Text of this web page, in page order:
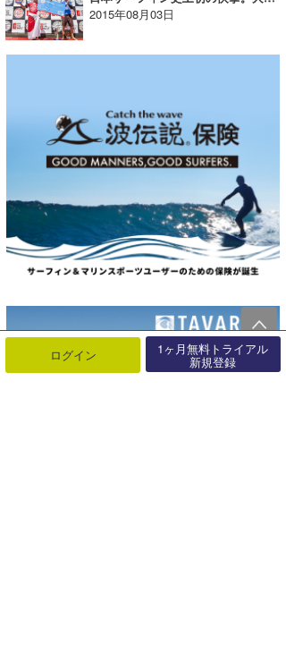
2015年08月03日
ログイン 1ヶ月無料トライアル
新規登録